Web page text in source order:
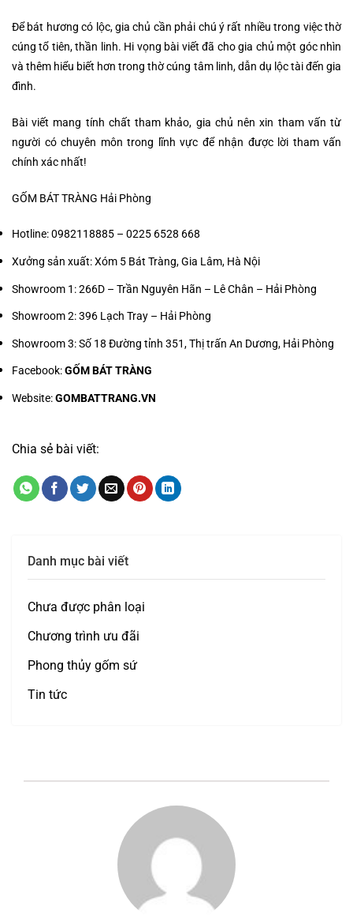
Để bát hương có lộc, gia chủ cần phải chú ý rất nhiều trong việc thờ
cúng tổ tiên, thần linh. Hi vọng bài viết đã cho gia chủ một góc nhìn
và thêm hiểu biết hơn trong thờ cúng tâm linh, dẫn dụ lộc tài đến gia
đình.
Bài viết mang tính chất tham khảo, gia chủ nên xin tham vấn từ
người có chuyên môn trong lĩnh vực để nhận được lời tham vấn
chính xác nhất!
GỐM BÁT TRÀNG Hải Phòng
Hotline: 0982118885 – 0225 6528 668
Xưởng sản xuất: Xóm 5 Bát Tràng, Gia Lâm, Hà Nội
Showroom 1:266D – Trần Nguyên Hãn – Lê Chân – Hải Phòng
Showroom 2:396 Lạch Tray – Hải Phòng
Showroom 3:Số 18 Đường tỉnh 351, Thị trấn An Dương, Hải Phòng
Facebook:GỐM BÁT TRÀNG
Website:GOMBATTRANG.VN
Chia sẻ bài viết:
Danh mục bài viết
Chưa được phân loại
Chương trình ưu đãi
Phong thủy gốm sứ
Tin tức